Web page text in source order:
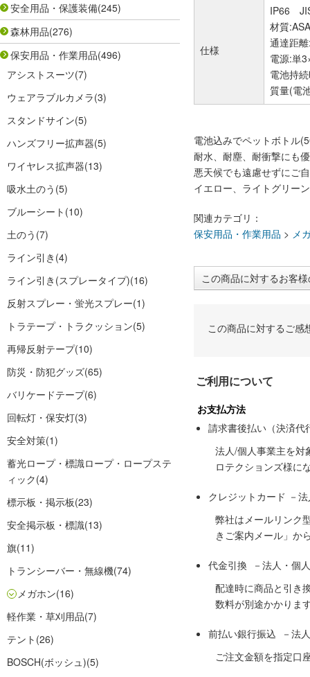
安全用品・保護装備(245)
森林用品(276)
保安用品・作業用品(496)
アシストスーツ(7)
ウェアラブルカメラ(3)
スタンドサイン(5)
ハンズフリー拡声器(5)
ワイヤレス拡声器(13)
吸水土のう (5)
ブルーシート (10)
土のう (7)
ライン引き (4)
ライン引き(スプレータイプ)(16)
反射スプレー・蛍光スプレー(1)
トラテープ・トラクッション(5)
再帰反射テープ(10)
防災・防犯グッズ(65)
バリケードテープ(6)
回転灯・保安灯(3)
安全対策(1)
蓄光ロープ・標識ロープ・ロープステ
ィック(4)
標示板・掲示板(23)
安全掲示板・標識(13)
旗(11)
トランシーバー・無線機(74)
メガホン(16)
軽作業・草刈用品(7)
テント (26)
BOSCH(ボッシュ)(5)
仕様
IP66
材質
通達距
電源:単
電池持
質量(電
電池込みでペットボトル
耐水、耐塵、耐衝撃にも
悪天候でも遠慮せずにご
イエロー、ライトグリー
関連カテゴリ：
保安用品・作業用品 > メ
この商品に対するお客
この商品に対するご感
ご利用について
お支払方法
請求書後払い（決済代
法人/個人事業主を対
ロテクションズ様に
クレジットカード －
弊社はメールリンク
きご案内メール」か
代金引換 －法人・個
配達時に商品と引き
数料が別途かかりま
前払い銀行振込 －法
ご注文金額を指定口